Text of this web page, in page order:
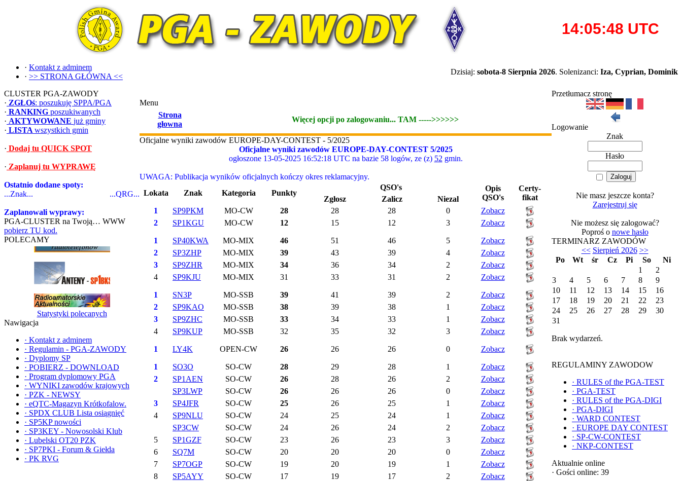
· Kontakt z adminem
· >> STRONA GŁÓWNA <<
Dzisiaj: sobota-8 Sierpnia 2026. Solenizanci: Iza, Cyprian, Dominik
CLUSTER PGA-ZAWODY
· ZGŁOś: poszukuję SPPA/PGA
· RANKING poszukiwanych
· AKTYWOWANE już gminy
· LISTA wszystkich gmin
· Dodaj tu QUICK SPOT
· Zaplanuj tu WYPRAWĘ
Ostatnio dodane spoty:
...Znak...
...QRG...
Zaplanowali wyprawy:
PGA-CLUSTER na Twoją… WWW
pobierz TU kod.
POLECAMY
Statystyki polecanych
Nawigacja
· Kontakt z adminem
· Regulamin - PGA-ZAWODY
· Dyplomy SP
· POBIERZ - DOWNLOAD
· Program dyplomowy PGA
· WYNIKI zawodów krajowych
· PZK - NEWSY
· eQTC-Magazyn Krótkofalow.
· SPDX CLUB Lista osiągnięć
· SP5KP nowości
· SP3KEY - Nowosolski Klub
· Lubelski OT20 PZK
· SP7PKI - Forum & Giełda
· PK RVG
Menu
Strona
głowna
Więcej opcji po zalogowaniu... TAM ----->>>>>>
Oficjalne wyniki zawodów EUROPE-DAY-CONTEST - 5/2025
Oficjalne wyniki zawodów EUROPE-DAY-CONTEST 5/2025
ogłoszone 13-05-2025 16:52:18 UTC na bazie 58 logów, ze (z) 52 gmin.
UWAGA: Publikacja wyników oficjalnych kończy okres reklamacyjny.
Lokata
Znak Kategoria Punkty
QSO's
Opis
QSO's
Certy-
fikat
Zgłosz Zalicz
Niezal
1
SP9PKM MO-CW 28 28 28 0
Zobacz
2
SP1KGU MO-CW 12 15 12 3 Zobacz
1 SP40KWA MO-MIX 46 51 46 5
Zobacz
2
SP3ZHP MO-MIX 39 43 39 4
Zobacz
3
SP9ZHR MO-MIX 34 36 34 2
Zobacz
4
SP9KJU MO-MIX 31 33 31 2 Zobacz
1 SN3P MO-SSB 39 41 39 2
Zobacz
2
SP9KAO MO-SSB 38 39 38 1
Zobacz
3
SP9ZHC MO-SSB 33 34 33 1
Zobacz
4
SP9KUP MO-SSB 32 35 32 3 Zobacz
1 LY4K OPEN-CW 26 26 26 0 Zobacz
1 SO3O SO-CW 28 29 28 1
Zobacz
2
SP1AEN SO-CW 26 28 26 2
Zobacz
SP3LWP
SO-CW 26 26 26 0
Zobacz
3
SP4JFR SO-CW 25 26 25 1
Zobacz
4
SP9NLU SO-CW 24 25 24 1
Zobacz
SP3CW
SO-CW 24 26 24 2
Zobacz
5
SP1GZF SO-CW 23 26 23 3
Zobacz
6
SQ7M SO-CW 20 20 20 0
Zobacz
7
SP7OGP SO-CW 19 20 19 1
Zobacz
8
SP5AYY SO-CW 17 19 17 2
Zobacz
Przetłumacz stronę
Logowanie
Znak
Hasło
Nie masz jeszcze konta?
Zarejestruj się
Nie możesz się zalogować?
Poproś o nowe hasło
TERMINARZ ZAWODÓW
<< Sierpień 2026 >>
Po
Wt śr Cz Pi So
Ni
1
2
3
4 5 6 7 8
9
10
11 12 13 14 15
16
17
18 19 20 21 22
23
24
25 26 27 28 29
30
31
Brak wydarzeń.
REGULAMINY ZAWODOW
· RULES of the PGA-TEST
· PGA-TEST
· RULES of the PGA-DIGI
· PGA-DIGI
· WARD CONTEST
· EUROPE DAY CONTEST
· SP-CW-CONTEST
· NKP-CONTEST
Aktualnie online
· Gości online: 39